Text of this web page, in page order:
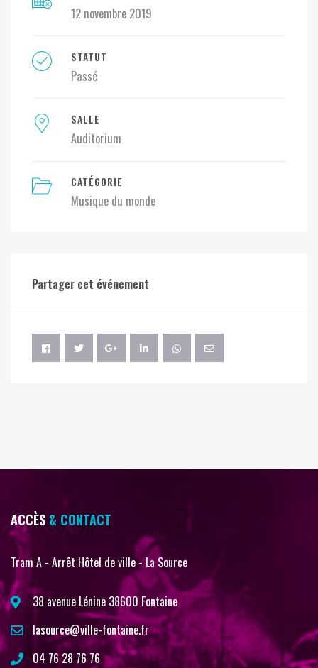
12 novembre 2019
STATUT
Passé
SALLE
Auditorium
CATÉGORIE
Musique du monde
Partager cet événement
ACCÈS & CONTACT
Tram A - Arrêt Hôtel de ville - La Source
38 avenue Lénine 38600 Fontaine
lasource@ville-fontaine.fr
04 76 28 76 76